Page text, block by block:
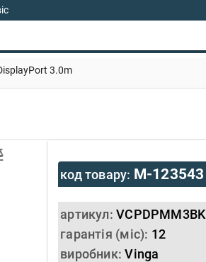
3.0m
код товару: M-123543
артикул:VCPDPMM3BK
гарантія (міс): 12
виробник:Vinga